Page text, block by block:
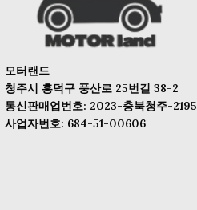
모터랜드
청주시 흥덕구 풍산로 25번길 38-2
통신판매업번호: 2023-충북청주-2195
사업자번호: 684-51-00606